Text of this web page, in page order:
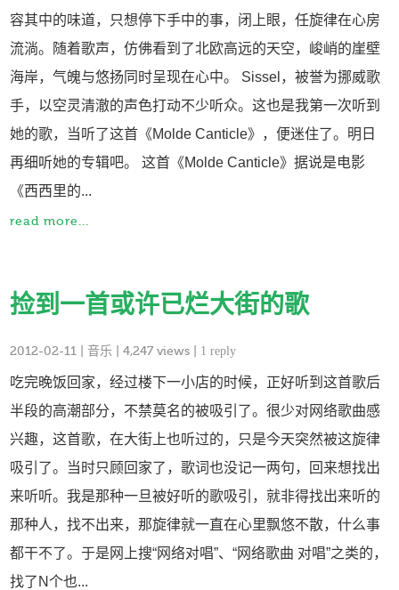
容其中的味道，只想停下手中的事，闭上眼，任旋律在心房
流淌。随着歌声，仿佛看到了北欧高远的天空，峻峭的崖壁
海岸，气魄与悠扬同时呈现在心中。 Sissel，被誉为挪威歌
手，以空灵清澈的声色打动不少听众。这也是我第一次听到
她的歌，当听了这首《Molde Canticle》，便迷住了。明日
再细听她的专辑吧。 这首《Molde Canticle》据说是电影
《西西里的...
read more...
捡到一首或许已烂大街的歌
2012-02-11 |音乐 | 4,247 views | 1 reply
吃完晚饭回家，经过楼下一小店的时候，正好听到这首歌后
半段的高潮部分，不禁莫名的被吸引了。很少对网络歌曲感
兴趣，这首歌，在大街上也听过的，只是今天突然被这旋律
吸引了。当时只顾回家了，歌词也没记一两句，回来想找出
来听听。我是那种一旦被好听的歌吸引，就非得找出来听的
那种人，找不出来，那旋律就一直在心里飘悠不散，什么事
都干不了。于是网上搜“网络对唱”、“网络歌曲 对唱”之类的，
找了N个也...